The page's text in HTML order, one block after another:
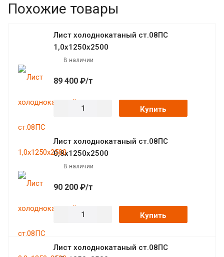
Похожие товары
Лист холоднокатаный ст.08ПС
1,0х1250х2500
В наличии
89 400 ₽/т
Купить
Лист холоднокатаный ст.08ПС
0,8х1250х2500
В наличии
90 200 ₽/т
Купить
Лист холоднокатаный ст.08ПС